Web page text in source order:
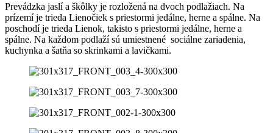
Prevádzka jaslí a škôlky je rozložená na dvoch podlažiach. Na
prízemí je trieda Lienočiek s priestormi jedálne, herne a spálne. Na
poschodí je trieda Lienok, takisto s priestormi jedálne, herne a
spálne. Na každom podlaží sú umiestnené sociálne zariadenia,
kuchynka a šatňa so skrinkami a lavičkami.